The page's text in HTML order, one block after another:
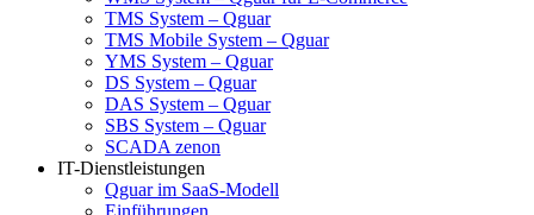
TMS System – Qguar
TMS Mobile System – Qguar
YMS System – Qguar
DS System – Qguar
DAS System – Qguar
SBS System – Qguar
SCADA zenon
IT-Dienstleistungen
Qguar im SaaS-Modell
Einführungen